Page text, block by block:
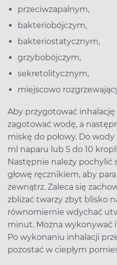
przeciwzapalnym,
bakteriobójczym,
bakteriostatycznym,
grzybobójczym,
sekretolitycznym,
miejscowo
Aby przygotować inhalację
zagotować wodę, a
miskę do połowy. Do
ml naparu lub 5 do 10
Następnie należy pochylić
głowę ręcznikiem, aby
zewnątrz. Zaleca się
zbliżać twarzy zbyt blisko
równomiernie wdychać
minut. Można wykonywać
Po wykonaniu inhalacji
pozostać w ciepłym